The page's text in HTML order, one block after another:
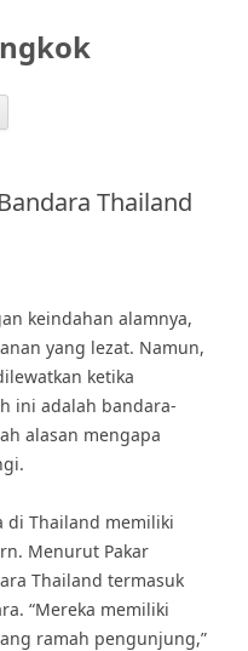
Thailand
keindahan alamnya,
yang lezat. Namun,
ketika
ini adalah bandara-
alasan mengapa
di Thailand memiliki
Menurut Pakar
Thailand termasuk
“Mereka memiliki
ramah pengunjung,”